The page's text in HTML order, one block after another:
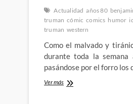
Actualidad años 80
truman cómic comics humor
truman western
Como el malvado y
durante toda la
pasándose por el forro los
Ver másA